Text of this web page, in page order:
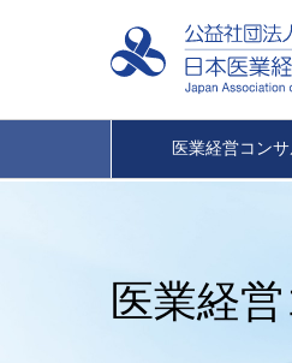
医業経営コン
医業経